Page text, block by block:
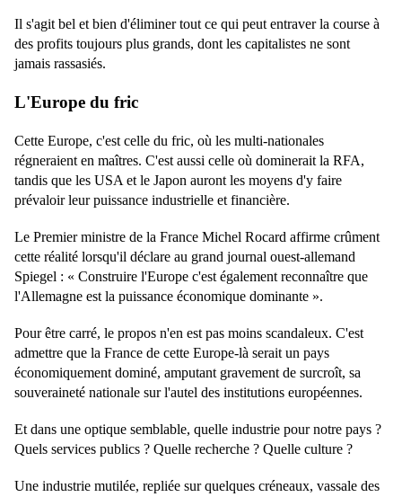
Il s'agit bel et bien d'éliminer tout ce qui peut entraver la course à
des profits toujours plus grands, dont les capitalistes ne sont
jamais rassasiés.
L'Europe du fric
Cette Europe, c'est celle du fric, où les multi-nationales
régneraient en maîtres. C'est aussi celle où dominerait la RFA,
tandis que les USA et le Japon auront les moyens d'y faire
prévaloir leur puissance industrielle et financière.
Le Premier ministre de la France Michel Rocard affirme crûment
cette réalité lorsqu'il déclare au grand journal ouest-allemand
Spiegel : « Construire l'Europe c'est également reconnaître que
l'Allemagne est la puissance économique dominante ».
Pour être carré, le propos n'en est pas moins scandaleux. C'est
admettre que la France de cette Europe-là serait un pays
économiquement dominé, amputant gravement de surcroît, sa
souveraineté nationale sur l'autel des institutions européennes.
Et dans une optique semblable, quelle industrie pour notre pays ?
Quels services publics ? Quelle recherche ? Quelle culture ?
Une industrie mutilée, repliée sur quelques créneaux, vassale des